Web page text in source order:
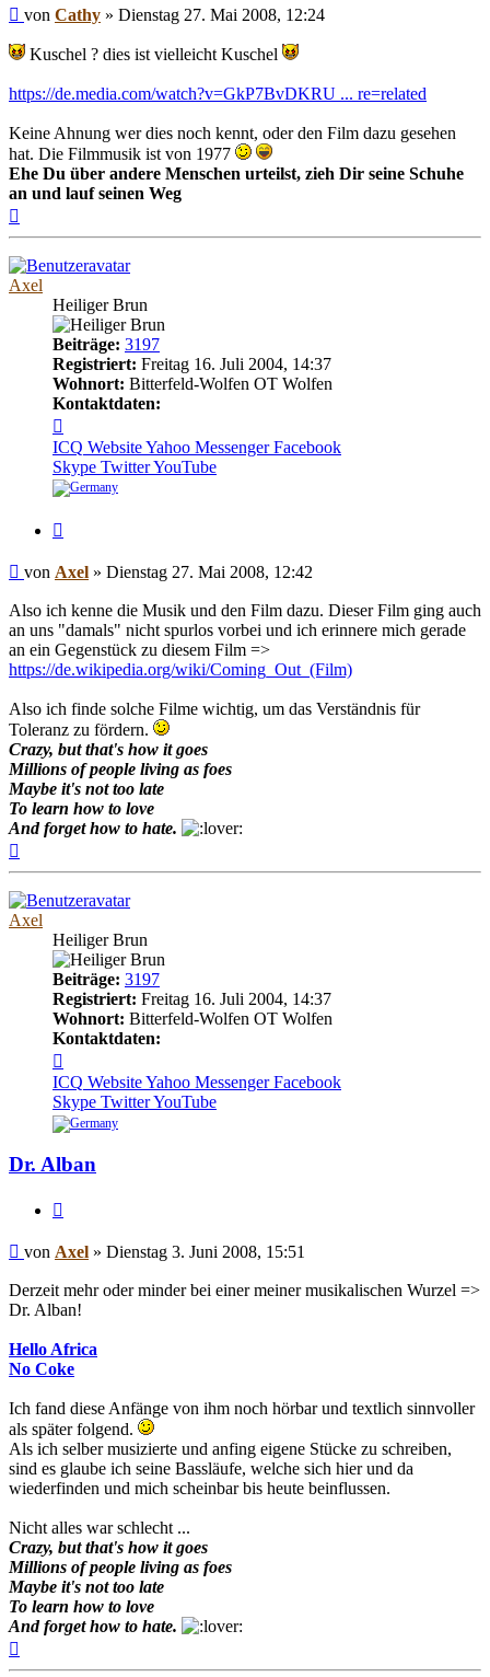
Beitrag
von Cathy » Dienstag 27. Mai 2008, 12:24
Kuschel ? dies ist vielleicht Kuschel
https://de.media.com/watch?v=GkP7BvDKRU ... re=related
Keine Ahnung wer dies noch kennt, oder den Film dazu gesehen
hat. Die Filmmusik ist von 1977
Ehe Du über andere Menschen urteilst, zieh Dir seine Schuhe
an und lauf seinen Weg
Axel
Heiliger Brun
Beiträge: 3197
Registriert: Freitag 16. Juli 2004, 14:37
Wohnort: Bitterfeld-Wolfen OT Wolfen
Kontaktdaten:
von
Axel
ICQ WebsiteYahoo Messenger Facebook
Skype TwitterYouTube
Beitrag
von Axel » Dienstag 27. Mai 2008, 12:42
Also ich kenne die Musik und den Film dazu. Dieser Film ging auch
an uns "damals" nicht spurlos vorbei und ich erinnere mich gerade
an ein Gegenstück zu diesem Film =>
https://de.wikipedia.org/wiki/Coming_Out_(Film)
Also ich finde solche Filme wichtig, um das Verständnis für
Toleranz zu fördern.
Crazy, but that's how it goes
Millions of people living as foes
Maybe it's not too late
To learn how to love
And forget how to hate.
Axel
Heiliger Brun
Beiträge: 3197
Registriert: Freitag 16. Juli 2004, 14:37
Wohnort: Bitterfeld-Wolfen OT Wolfen
Kontaktdaten:
von
Axel
ICQ WebsiteYahoo Messenger Facebook
Skype TwitterYouTube
Dr. Alban
Beitrag
von Axel » Dienstag 3. Juni 2008, 15:51
Derzeit mehr oder minder bei einer meiner musikalischen Wurzel =>
Dr. Alban!
Hello Africa
No Coke
Ich fand diese Anfänge von ihm noch hörbar und textlich sinnvoller
als später folgend.
Als ich selber musizierte und anfing eigene Stücke zu schreiben,
sind es glaube ich seine Bassläufe, welche sich hier und da
wiederfinden und mich scheinbar bis heute beinflussen.
Nicht alles war schlecht ...
Crazy, but that's how it goes
Millions of people living as foes
Maybe it's not too late
To learn how to love
And forget how to hate.